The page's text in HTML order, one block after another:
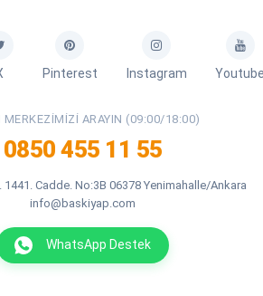
Pinterest Instagram
MERKEZIMIZI ARAYIN (09:00/18:00)
0850 455 11 55
Cadde. No:3B 06378 Yenimahalle/Ankara
info@baskiyap.com
WhatsApp Destek